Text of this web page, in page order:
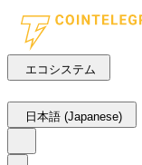
エコシステム
日本語 (Japanese)